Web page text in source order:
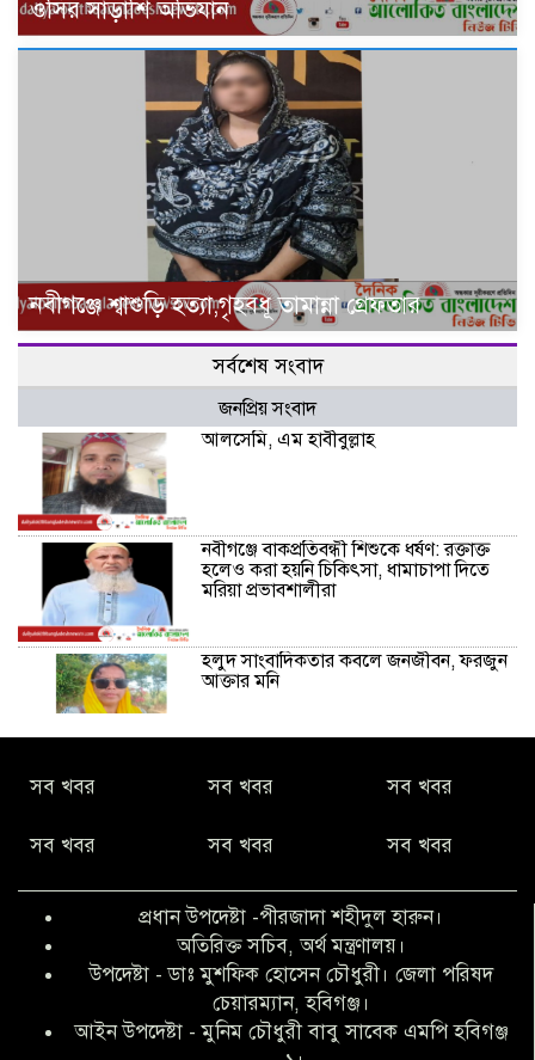
ওসির সাঁড়াশি অভিযান
নবীগঞ্জে শ্বাশুড়ি হত্যা,গৃহবধূ তামান্না গ্রেফতার
সর্বশেষ সংবাদ
জনপ্রিয় সংবাদ
আলসেমি, এম হাবীবুল্লাহ
নবীগঞ্জে বাকপ্রতিবন্ধী শিশুকে ধর্ষণ: রক্তাক্ত
হলেও করা হয়নি চিকিৎসা, ধামাচাপা দিতে
মরিয়া প্রভাবশালীরা
হলুদ সাংবাদিকতার কবলে জনজীবন, ফরজুন
আক্তার মনি
কিবরিয়া
বৃত্তি পরীক্ষার সুযোগ করে দিলেন প্রধান শিক্ষক
ফারুক মাস্টার
আব্দুল হক তালুকদার ফাউন্ডেশন মানবতার
শিকড় ছুঁই ছুঁই,ফরজুন আক্তার মনি
সব খবর সব খবর সব খবর
সব খবর সব খবর সব খবর
প্রধান উপদেষ্টা -পীরজাদা শহীদুল হারুন।
অতিরিক্ত সচিব, অর্থ মন্ত্রণালয়।
উপদেষ্টা - ডাঃ মুশফিক হোসেন চৌধুরী। জেলা পরিষদ
চেয়ারম্যান, হবিগঞ্জ।
আইন উপদেষ্টা - মুনিম চৌধুরী বাবু সাবেক এমপি হবিগঞ্জ